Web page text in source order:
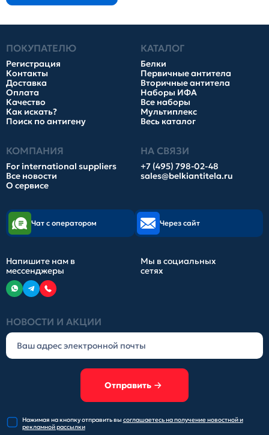
ПОКУПАТЕЛЮ
Регистрация
Контакты
Доставка
Оплата
Качество
Как искать?
Поиск по антигену
КАТАЛОГ
Белки
Первичные антитела
Вторичные антитела
Наборы ИФА
Все наборы
Мультиплекс
Весь каталог
КОМПАНИЯ
For international suppliers
Все новости
О сервисе
НА СВЯЗИ
+7 (495) 798-02-48
sales@belkiantitela.ru
НОВОСТИ И АКЦИИ
Отправить
Нажимая на кнопку отправитьвы соглашаетесь на получениеновостной и
рекламной рассылки
Чат с оператором Через сайт
Напишите нам в
мессенджеры
Мы в социальных
сетях